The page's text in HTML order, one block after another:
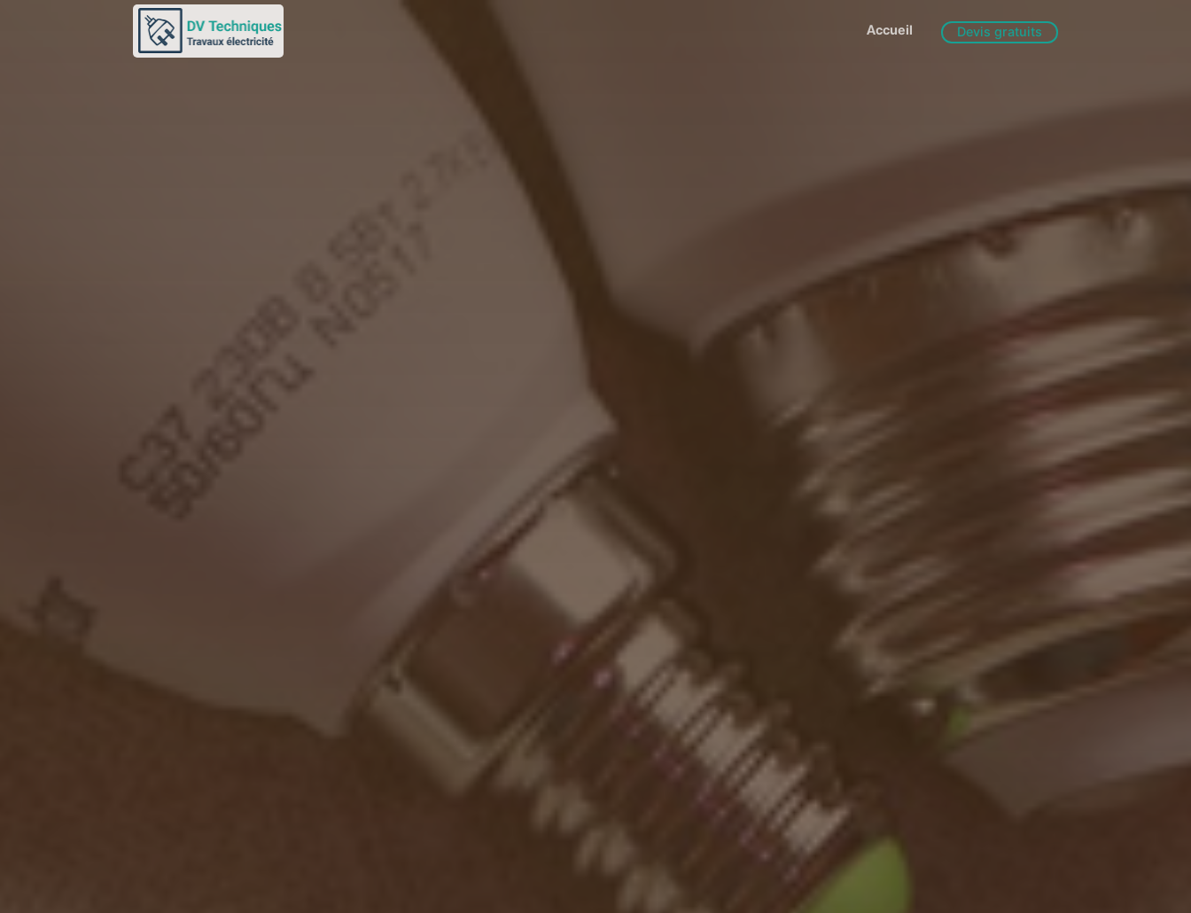
Accueil Devis gratuits